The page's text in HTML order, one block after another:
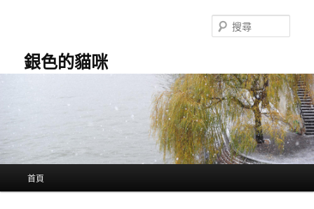
銀色的貓咪
尋
首頁